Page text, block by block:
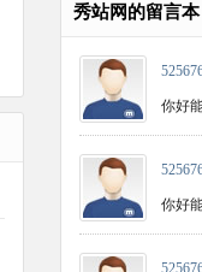
秀站网的留言本
你好
你好